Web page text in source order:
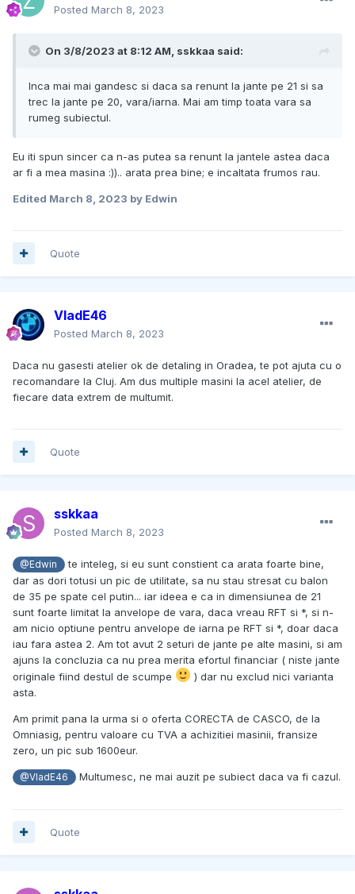
Posted March 8, 2023
On 3/8/2023 at 8:12 AM, sskkaa said:
Inca mai mai gandesc si daca sa renunt la jante pe 21 si sa
trec la jante pe 20, vara/iarna. Mai am timp toata vara sa
rumeg subiectul.
Eu iti spun sincer ca n-as putea sa renunt la jantele astea daca
ar fi a mea masina :)).. arata prea bine; e incaltata frumos rau.
Edited March 8, 2023 by Edwin
Quote
VladE46
Posted March 8, 2023
Daca nu gasesti atelier ok de detaling in Oradea, te pot ajuta cu o
recomandare la Cluj. Am dus multiple masini la acel atelier, de
fiecare data extrem de multumit.
Quote
sskkaa
Posted March 8, 2023
@Edwin
te inteleg, si eu sunt constient ca arata foarte bine,
dar as dori totusi un pic de utilitate, sa nu stau stresat cu balon
de 35 pe spate cel putin... iar ideea e ca in dimensiunea de 21
sunt foarte limitat la anvelope de vara, daca vreau RFT si *, si n-
am nicio optiune pentru anvelope de iarna pe RFT si *, doar daca
iau fara astea 2. Am tot avut 2 seturi de jante pe alte masini, si am
ajuns la concluzia ca nu prea merita efortul financiar ( niste jante
originale fiind destul de scumpe
) dar nu exclud nici varianta
asta.
Am primit pana la urma si o oferta CORECTA de CASCO, de la
Omniasig, pentru valoare cu TVA a achizitiei masinii, fransize
zero, un pic sub 1600eur.
@VladE46 Multumesc, ne mai auzit pe subiect daca va fi cazul.
Quote